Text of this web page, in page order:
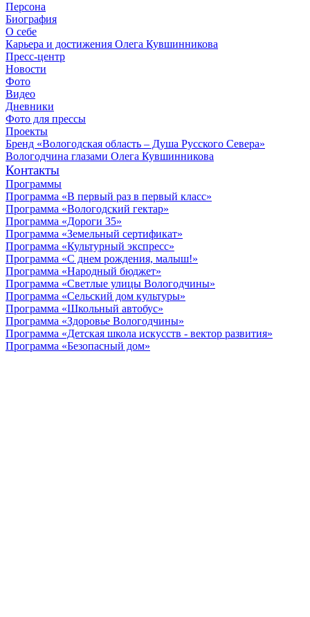
Персона
Биография
О себе
Карьера и достижения Олега Кувшинникова
Пресс-центр
Новости
Фото
Видео
Дневники
Фото для прессы
Проекты
Бренд «Вологодская область – Душа Русского Севера»
Вологодчина глазами Олега Кувшинникова
Контакты
Программы
Программа «В первый раз в первый класс»
Программа «Вологодский гектар»
Программа «Дороги 35»
Программа «Земельный сертификат»
Программа «Культурный экспресс»
Программа «С днем рождения, малыш!»
Программа «Народный бюджет»
Программа «Светлые улицы Вологодчины»
Программа «Сельский дом культуры»
Программа «Школьный автобус»
Программа «Здоровье Вологодчины»
Программа «Детская школа искусств - вектор развития»
Программа «Безопасный дом»